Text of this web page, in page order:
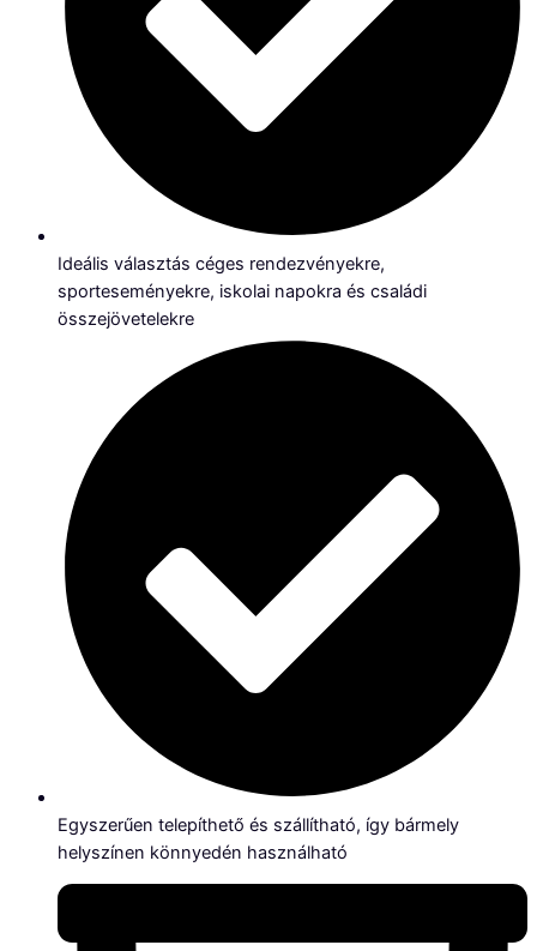
Ideális választás céges rendezvényekre,
sporteseményekre, iskolai napokra és családi
összejövetelekre
Egyszerűen telepíthető és szállítható, így bármely
helyszínen könnyedén használható